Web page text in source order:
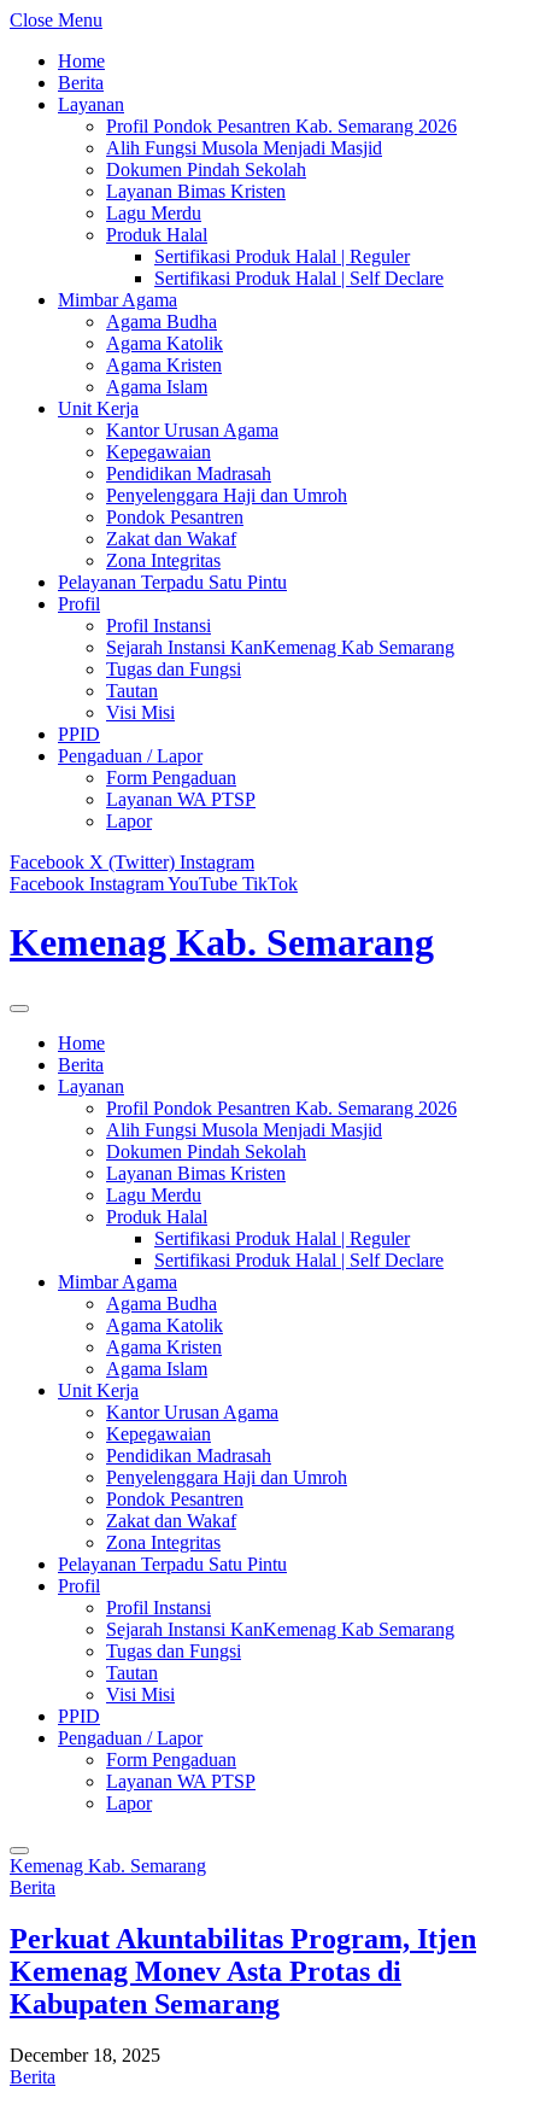
Close Menu
Home
Berita
Layanan
Profil Pondok Pesantren Kab. Semarang 2026
Alih Fungsi Musola Menjadi Masjid
Dokumen Pindah Sekolah
Layanan Bimas Kristen
Lagu Merdu
Produk Halal
Sertifikasi Produk Halal | Reguler
Sertifikasi Produk Halal | Self Declare
Mimbar Agama
Agama Budha
Agama Katolik
Agama Kristen
Agama Islam
Unit Kerja
Kantor Urusan Agama
Kepegawaian
Pendidikan Madrasah
Penyelenggara Haji dan Umroh
Pondok Pesantren
Zakat dan Wakaf
Zona Integritas
Pelayanan Terpadu Satu Pintu
Profil
Profil Instansi
Sejarah Instansi KanKemenag Kab Semarang
Tugas dan Fungsi
Tautan
Visi Misi
PPID
Pengaduan / Lapor
Form Pengaduan
Layanan WA PTSP
Lapor
Facebook X (Twitter) Instagram
Facebook InstagramYouTube TikTok
Kemenag Kab. Semarang
Home
Berita
Layanan
Profil Pondok Pesantren Kab. Semarang 2026
Alih Fungsi Musola Menjadi Masjid
Dokumen Pindah Sekolah
Layanan Bimas Kristen
Lagu Merdu
Produk Halal
Sertifikasi Produk Halal | Reguler
Sertifikasi Produk Halal | Self Declare
Mimbar Agama
Agama Budha
Agama Katolik
Agama Kristen
Agama Islam
Unit Kerja
Kantor Urusan Agama
Kepegawaian
Pendidikan Madrasah
Penyelenggara Haji dan Umroh
Pondok Pesantren
Zakat dan Wakaf
Zona Integritas
Pelayanan Terpadu Satu Pintu
Profil
Profil Instansi
Sejarah Instansi KanKemenag Kab Semarang
Tugas dan Fungsi
Tautan
Visi Misi
PPID
Pengaduan / Lapor
Form Pengaduan
Layanan WA PTSP
Lapor
Kemenag Kab. Semarang
Berita
Perkuat Akuntabilitas Program, Itjen
Kemenag Monev Asta Protas di
Kabupaten Semarang
December 18, 2025
Berita